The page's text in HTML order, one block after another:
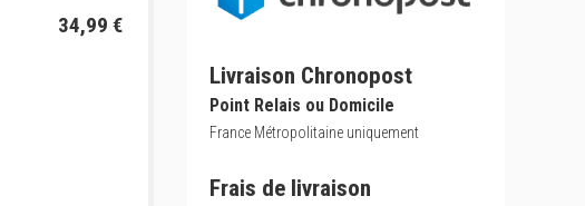
34,99 €
Livraison Chronopost
Point Relais ou Domicile
France Métropolitaine uniquement
Frais de livraison